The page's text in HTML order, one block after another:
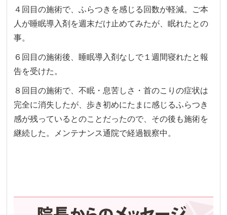
４回目の施術で、ふらつきを感じる回数が軽減。ご本
人が睡眠導入剤を週末だけ止めてみたが、眠れたとの
事。
６回目の施術後、睡眠導入剤なしで１週間寝れたと報
告を受けた。
８回目の施術で、不眠・息苦しさ・首のこりの症状は
完全に消失したが、歩き初めにたまに感じるふらつき
感が残っているとのことだったので、その後も施術を
継続した。メンテナンス通院で経過観察中。